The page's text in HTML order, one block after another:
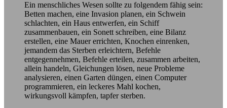
Ein menschliches Wesen sollte zu folgendem fähig sein:
Betten machen, eine Invasion planen, ein Schwein
schlachten, ein Haus entwerfen, ein Schiff
zusammenbauen, ein Sonett schreiben, eine Bilanz
erstellen, eine Mauer errichten, Knochen einrenken,
jemandem das Sterben erleichtern, Befehle
entgegennehmen, Befehle erteilen, zusammen arbeiten,
allein handeln, Gleichungen lösen, neue Probleme
analysieren, einen Garten düngen, einen Computer
programmieren, ein leckeres Mahl kochen,
wirkungsvoll kämpfen, tapfer sterben.